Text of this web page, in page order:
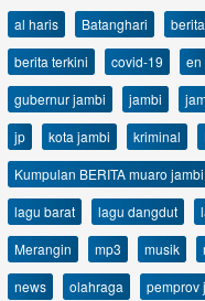
al haris Batanghari berita
berita terkini
covid-19 en
gubernur jambi
jambi
jp
kota jambi kriminal
Kumpulan BERITA muaro jambi
lagu barat
lagu dangdut
Merangin
mp3 musik
news
olahraga pemprov